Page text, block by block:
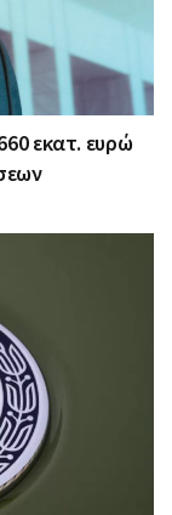
εκατ. ευρώ